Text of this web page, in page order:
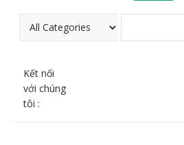
Kết nối
với chúng
tôi :